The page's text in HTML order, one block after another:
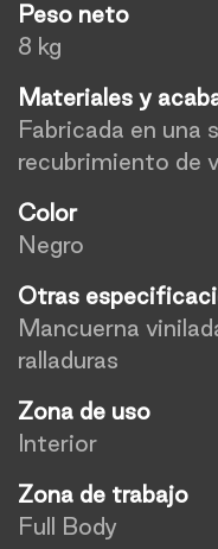
Peso neto
8 kg
Materiales y
Fabricada en una
recubrimiento de
Color
Negro
Otras
Mancuerna
ralladuras
Zona de uso
Interior
Zona de trabajo
Full Body